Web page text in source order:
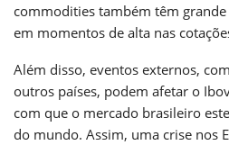
commodities também têm
em momentos de alta nas
Além disso, eventos externos,
outros países, podem afetar o
com que o mercado brasileiro
do mundo. Assim, uma crise nos